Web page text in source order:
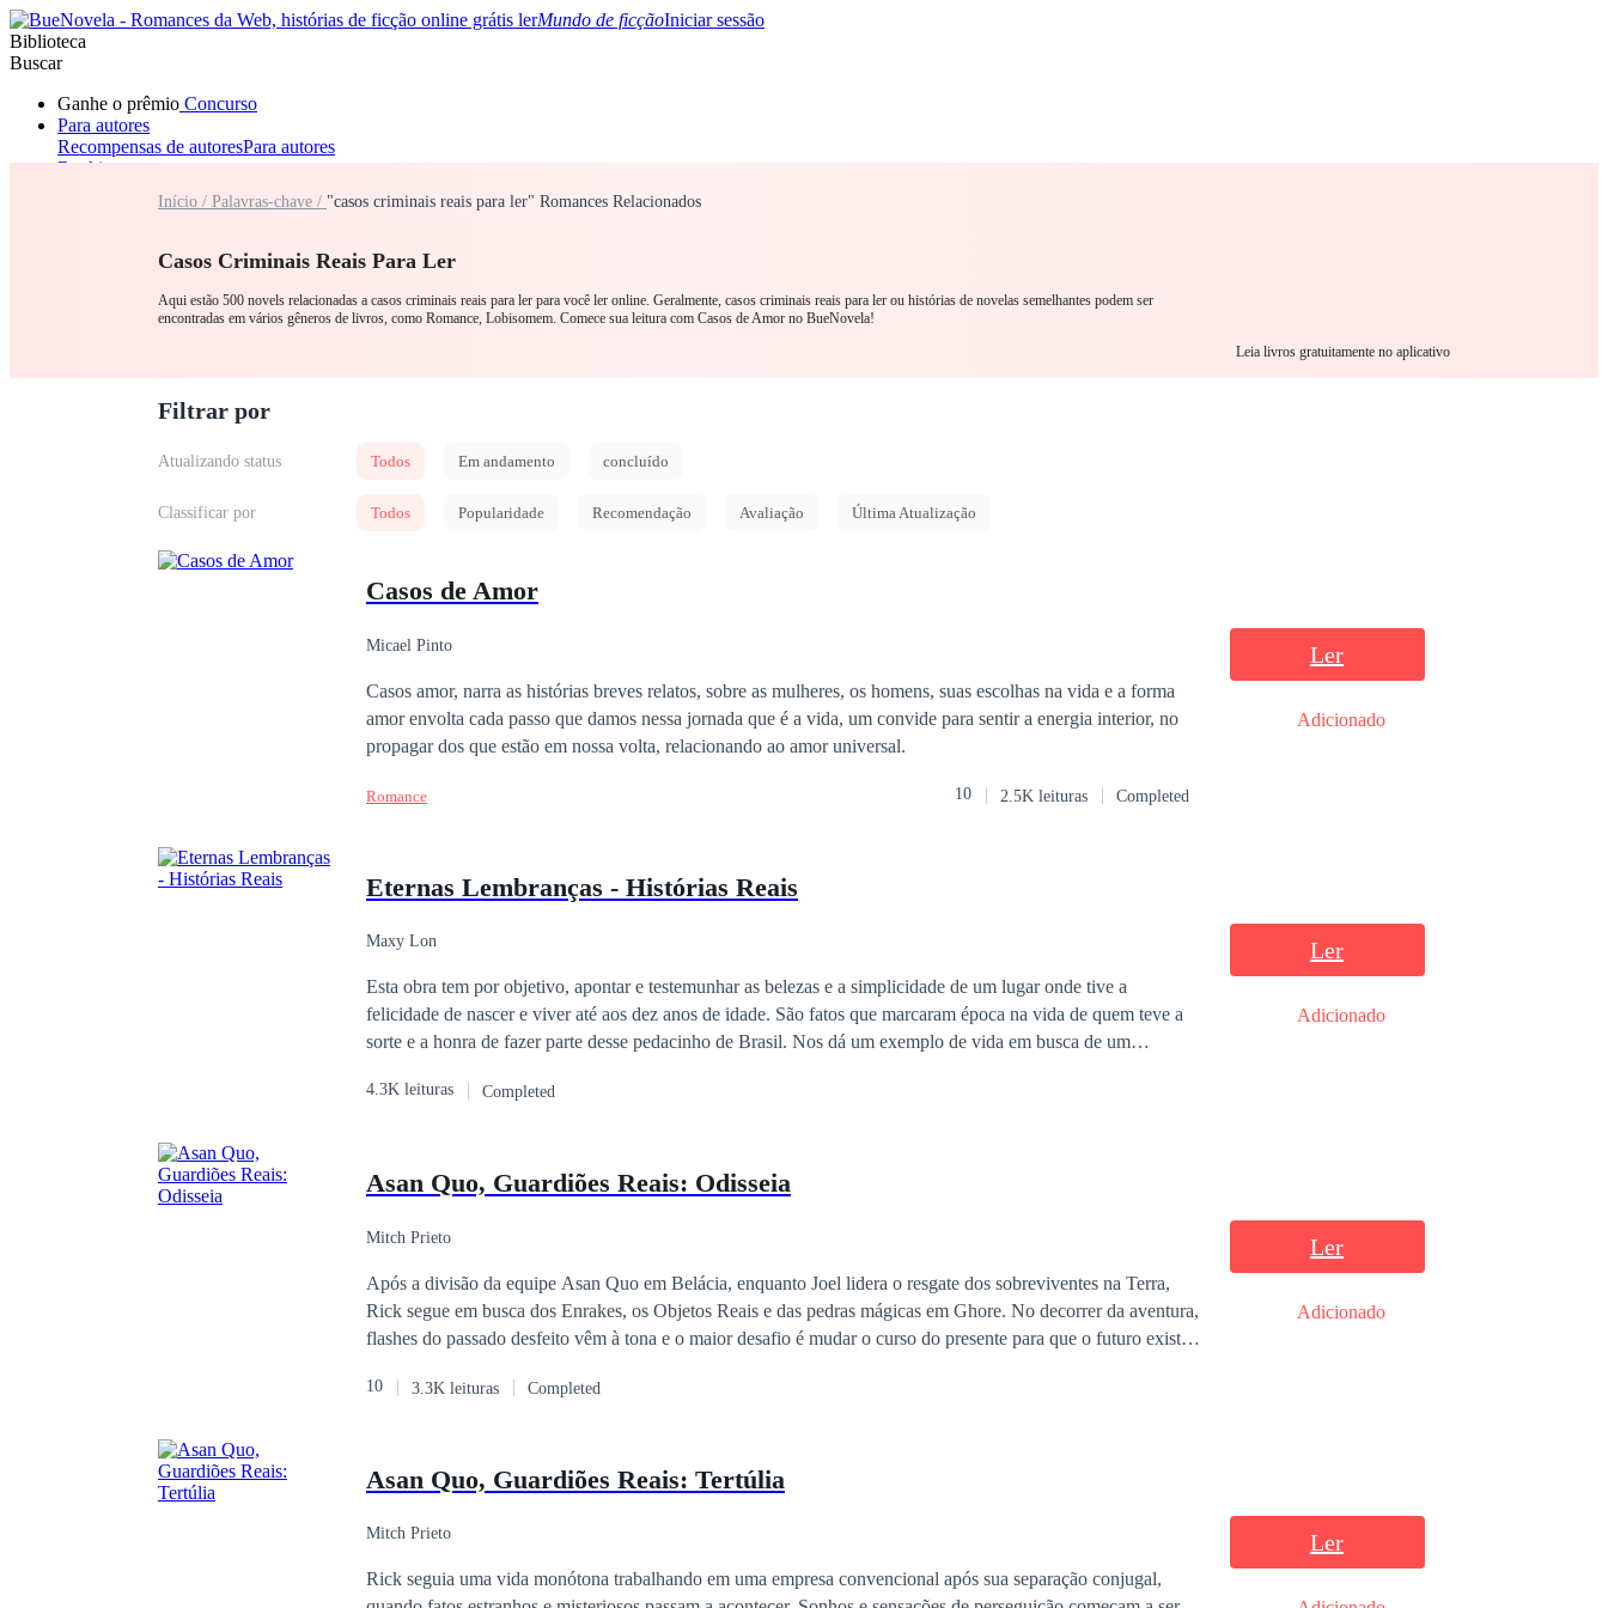
Mundo de ficçãoIniciar sessão
Biblioteca
Buscar
Ganhe o prêmio Concurso
Para autores
Recompensas de autoresPara autores
Ranking
RomanceLobisomemMáfia SistemaFantasia Urbano
Início / Palavras-chave / "casos criminais reais para ler" Romances Relacionados
Casos Criminais Reais Para Ler
Aqui estão 500 novels relacionadas a casos criminais reais para ler para você ler online. Geralmente, casos criminais reais para ler ou histórias de novelas semelhantes podem ser
encontradas em vários gêneros de livros, como Romance, Lobisomem. Comece sua leitura com Casos de Amor no BueNovela!
Leia livros gratuitamente no aplicativo
Filtrar por
Atualizando status Todos Em andamento concluído
Classificar por Todos Popularidade Recomendação Avaliação Última Atualização
Casos de Amor
Micael Pinto
Casos amor, narra as histórias breves relatos, sobre as mulheres, os homens, suas escolhas na vida e a forma
amor envolta cada passo que damos nessa jornada que é a vida, um convide para sentir a energia interior, no
propagar dos que estão em nossa volta, relacionando ao amor universal.
Romance 10 2.5K leituras Completed
Ler
Adicionado
Eternas Lembranças - Histórias Reais
Maxy Lon
Esta obra tem por objetivo, apontar e testemunhar as belezas e a simplicidade de um lugar onde tive a
felicidade de nascer e viver até aos dez anos de idade. São fatos que marcaram época na vida de quem teve a
sorte e a honra de fazer parte desse pedacinho de Brasil. Nos dá um exemplo de vida em busca de um
recompensado pela simplicidade e doçura com que foram escritos. Espero que lhes trarão muitas surpresas!
4.3K leituras Completed
Ler
Adicionado
Asan Quo, Guardiões Reais: Odisseia
Mitch Prieto
Após a divisão da equipe Asan Quo em Belácia, enquanto Joel lidera o resgate dos sobreviventes na Terra,
Rick segue em busca dos Enrakes, os Objetos Reais e das pedras mágicas em Ghore. No decorrer da aventura,
flashes do passado desfeito vêm à tona e o maior desafio é mudar o curso do presente para que o futuro exista.
imaginaram conhecer. A equipe Asan Quo descobrirá que travam uma batalha não somente contra Fragor e
10 3.3K leituras Completed
Ler
Adicionado
Asan Quo, Guardiões Reais: Tertúlia
Mitch Prieto
Rick seguia uma vida monótona trabalhando em uma empresa convencional após sua separação conjugal,
Ler